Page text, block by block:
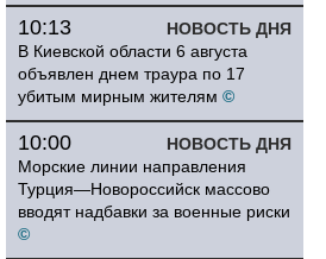
НОВОСТЬ ДНЯ
10:13
В Киевской области 6 августа
объявлен днем траура по 17
убитым мирным жителям ©
НОВОСТЬ ДНЯ
10:00
Морские линии направления
Турция—Новороссийск массово
вводят надбавки за военные риски
©